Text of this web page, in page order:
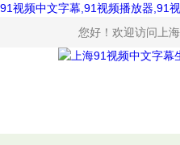
91视频中文字幕,91视频播放器,91
您好！欢迎访问